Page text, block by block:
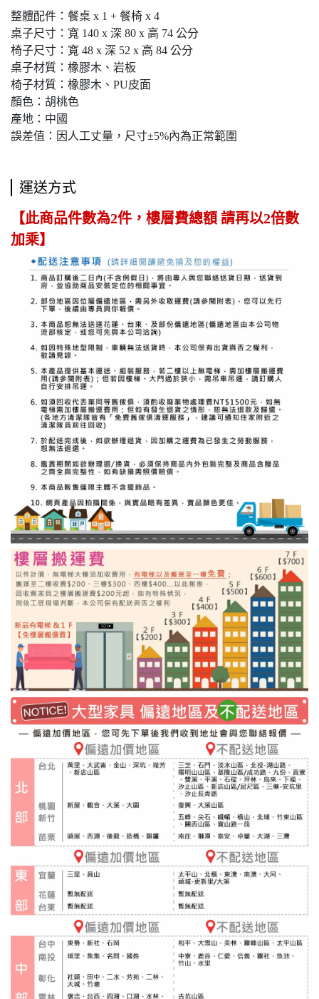
整體配件：餐桌 x 1 + 餐椅 x 4
桌子尺寸：寬 140 x 深 80 x 高 74 公分
椅子尺寸：寬 48 x 深 52 x 高 84 公分
桌子材質：橡膠木、岩板
椅子材質：橡膠木、PU皮面
顏色：胡桃色
產地：中國
誤差值：因人工丈量，尺寸±5%內為正常範圍
運送方式
【此商品件數為2件，樓層費總額 請再以2倍數
加乘】